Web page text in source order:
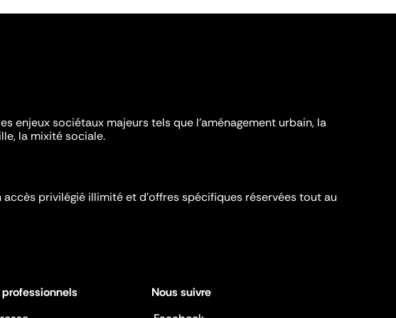
enjeux sociétaux majeurs tels que l'aménagement urbain, la
la mixité sociale.
accès privilégié illimité et d’offres spécifiques réservées tout au
Nous suivre